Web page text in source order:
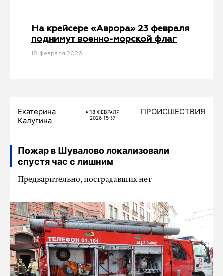
На крейсере «Аврора» 23 февраля
поднимут военно-морской флаг
18 февраля 2026
Екатерина
Калугина
18 ФЕВРАЛЯ
2026 15:57
ПРОИСШЕСТВИЯ
Пожар в Шувалово локализовали
спустя час с лишним
Предварительно, пострадавших нет